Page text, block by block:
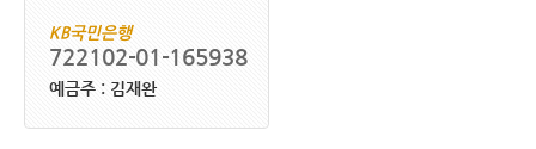
KB국민은행
722102-01-165938
예금주 : 김재완